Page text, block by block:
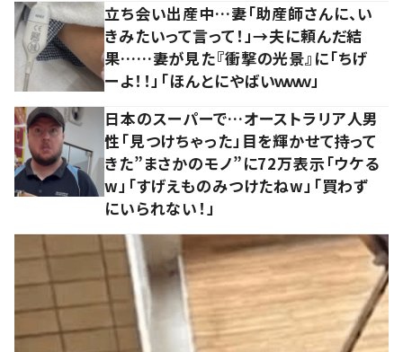
立ち会い出産中…妻「助産師さんに、い
きみたいって言って！」→夫に頼んだ結
果……妻が見た『衝撃の光景』に「ちげ
ーよ！！」「ほんとにやばいｗｗｗ」
日本のスーパーで…オーストラリア人男
性「見つけちゃった」目を輝かせて持って
きた”まさかのモノ”に72万表示「ウケる
w」「すげえものみつけたねw」「買わず
にいられない！」